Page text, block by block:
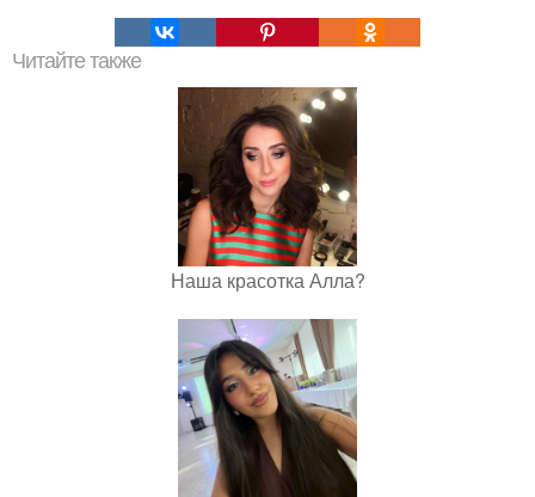
Читайте также
Наша красотка Алла?